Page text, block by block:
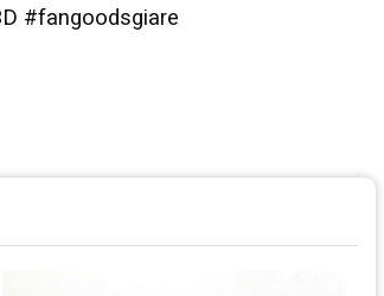
#fangoodsgiare